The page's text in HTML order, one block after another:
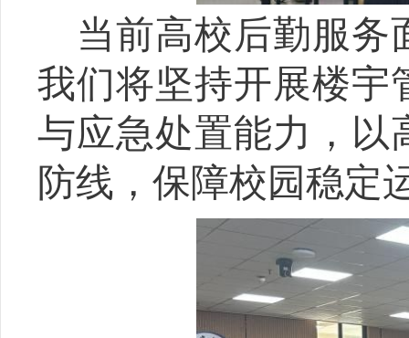
当前高校后勤服务
我们将坚持开展楼宇
与应急处置能力，以
防线，保障校园稳定